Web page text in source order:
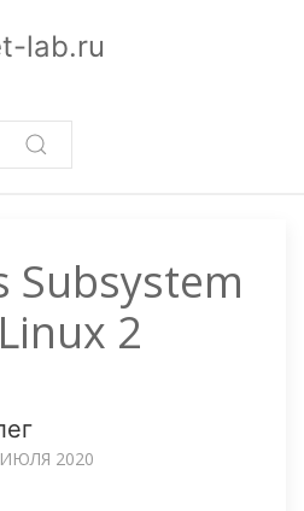
lab.ru
Subsystem
2
2020